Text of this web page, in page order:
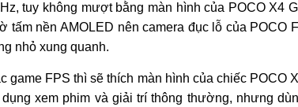
tuy không mượt bằng màn hình của POCO X4
nền AMOLED nên camera đục lỗ của POCO
nhỏ xung quanh.
FPS thì sẽ thích màn hình của chiếc POCO
xem phim và giải trí thông thường, nhưng